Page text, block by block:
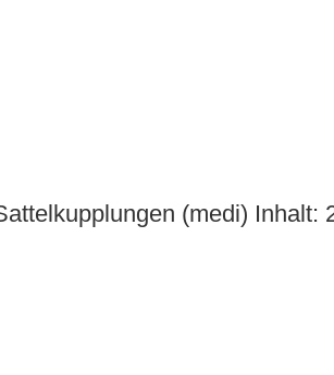
(medi) Inhalt: